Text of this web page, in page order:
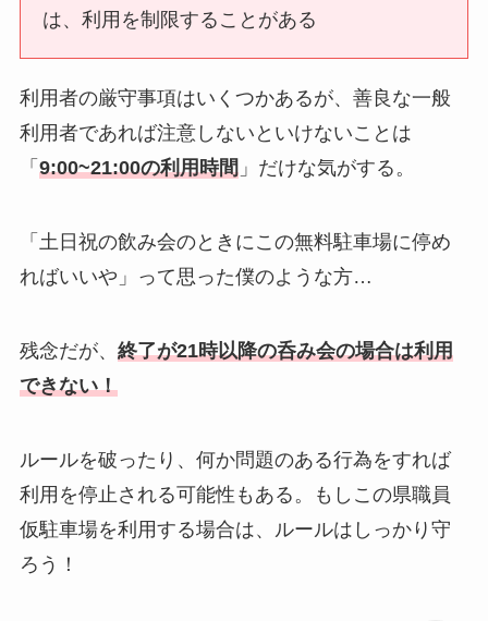
は、利用を制限することがある
利用者の厳守事項はいくつかあるが、善良な一般
利用者であれば注意しないといけないことは
「 9:00~21:00の利用時間」だけな気がする。
「土日祝の飲み会のときにこの無料駐車場に停め
ればいいや」って思った僕のような方…
残念だが、 終了が21時以降の呑み会の場合は利用
できない！
ルールを破ったり、何か問題のある行為をすれば
利用を停止される可能性もある。もしこの県職員
仮駐車場を利用する場合は、ルールはしっかり守
ろう！